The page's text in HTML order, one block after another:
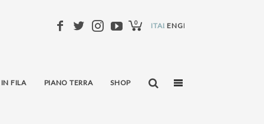
ITALIANO
ENGLISH
0
FILA PIANO TERRA SHOP